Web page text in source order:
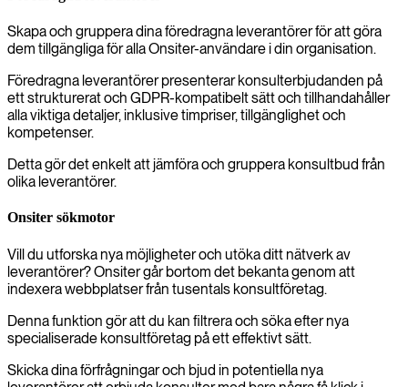
Skapa och gruppera dina föredragna leverantörer för att göra
dem tillgängliga för alla Onsiter-användare i din organisation.
Föredragna leverantörer presenterar konsulterbjudanden på
ett strukturerat och GDPR-kompatibelt sätt och tillhandahåller
alla viktiga detaljer, inklusive timpriser, tillgänglighet och
kompetenser.
Detta gör det enkelt att jämföra och gruppera konsultbud från
olika leverantörer.
Onsiter sökmotor
Vill du utforska nya möjligheter och utöka ditt nätverk av
leverantörer? Onsiter går bortom det bekanta genom att
indexera webbplatser från tusentals konsultföretag.
Denna funktion gör att du kan filtrera och söka efter nya
specialiserade konsultföretag på ett effektivt sätt.
Skicka dina förfrågningar och bjud in potentiella nya